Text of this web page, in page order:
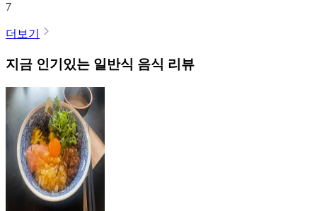
7
더보기
지금 인기있는 일반식 음식 리뷰